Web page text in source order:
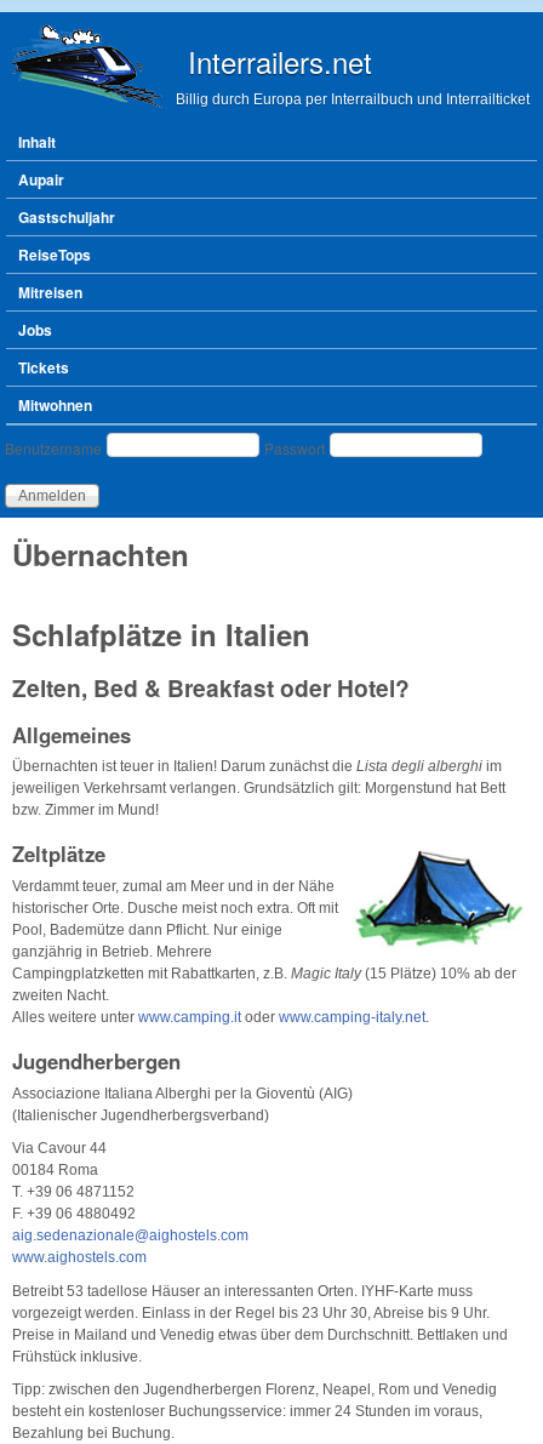
Interrailers.net
Billig durch Europa per Interrailbuch und Interrailticket
Hauptmenü
Inhalt
Aupair
Gastschuljahr
ReiseTops
Mitreisen
Jobs
Tickets
Mitwohnen
Benutzeranmeldung
Benutzername Passwort
Übernachten
Schlafplätze in Italien
Zelten, Bed & Breakfast oder Hotel?
Allgemeines
Übernachten ist teuer in Italien! Darum zunächst die Lista degli alberghi im
jeweiligen Verkehrsamt verlangen. Grundsätzlich gilt: Morgenstund hat Bett
bzw. Zimmer im Mund!
Zeltplätze
Verdammt teuer, zumal am Meer und in der Nähe
historischer Orte. Dusche meist noch extra. Oft mit
Pool, Bademütze dann Pflicht. Nur einige
ganzjährig in Betrieb. Mehrere
Campingplatzketten mit Rabattkarten, z.B. Magic Italy(15 Plätze) 10% ab der
zweiten Nacht.
Alles weitere unter www.camping.itoder www.camping-italy.net.
Jugendherbergen
Associazione Italiana Alberghi per la Gioventù (AIG)
(Italienischer Jugendherbergsverband)
Via Cavour 44
00184 Roma
T. +39 06 4871152
F. +39 06 4880492
aig.sedenazionale@aighostels.com
www.aighostels.com
Betreibt 53 tadellose Häuser an interessanten Orten. IYHF-Karte muss
vorgezeigt werden. Einlass in der Regel bis 23 Uhr 30, Abreise bis 9 Uhr.
Preise in Mailand und Venedig etwas über dem Durchschnitt. Bettlaken und
Frühstück inklusive.
Tipp: zwischen den Jugendherbergen Florenz, Neapel, Rom und Venedig
besteht ein kostenloser Buchungsservice: immer 24 Stunden im voraus,
Bezahlung bei Buchung.